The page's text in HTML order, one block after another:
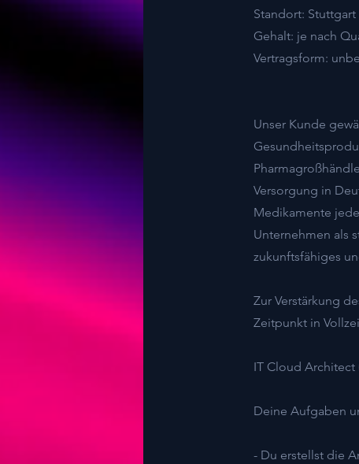
Standort: Stuttgart
Gehalt: je nach
Vertragsform:
Unser Kunde
Versorgung in
Medikamente
Unternehmen als
zukunftsfähiges
Zur Verstärkung
Zeitpunkt in
IT Cloud Architect
Deine Aufgaben
- Du erstellst die